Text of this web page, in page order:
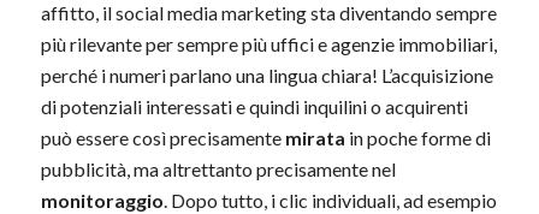
affitto, il social media marketing sta diventando sempre
più rilevante per sempre più uffici e agenzie immobiliari,
perché i numeri parlano una lingua chiara! L’acquisizione
di potenziali interessati e quindi inquilini o acquirenti
può essere così precisamente mirata in poche forme di
pubblicità, ma altrettanto precisamente nel
monitoraggio. Dopo tutto, i clic individuali, ad esempio